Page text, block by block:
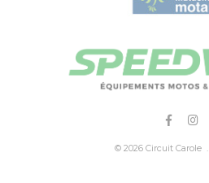
© 2026 Circuit Carole .